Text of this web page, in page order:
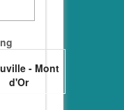
- Mont
d'Or